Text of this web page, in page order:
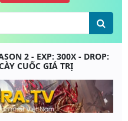
2 - EXP: 300X - DROP:
CUỐC GIÁ TRỊ